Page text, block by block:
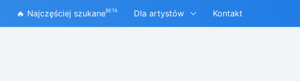
🔥 Najczęściej szukaneBETA Dla artystów Kontakt